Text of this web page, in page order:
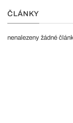
ČLÁNKY
nenalezeny žádné